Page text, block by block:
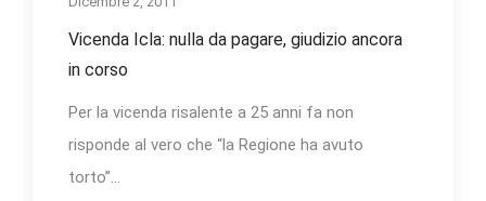
Vicenda Icla: nulla da pagare, giudizio ancora
in corso
Per la vicenda risalente a 25 anni fa non
risponde al vero che “la Regione ha avuto
torto”...